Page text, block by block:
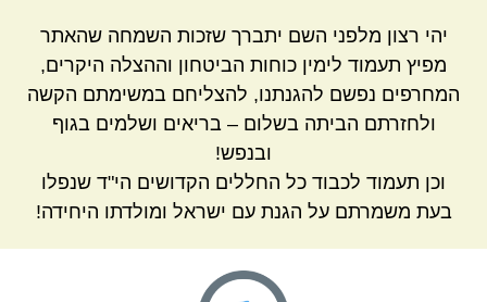
יהי רצון מלפני השם יתברך שזכות השמחה שהאתר
מפיץ תעמוד לימין כוחות הביטחון וההצלה היקרים,
המחרפים נפשם להגנתנו, להצליחם במשימתם הקשה
ולחזרתם הביתה בשלום – בריאים ושלמים בגוף
ובנפש!
וכן תעמוד לכבוד כל החללים הקדושים הי"ד שנפלו
בעת משמרתם על הגנת עם ישראל ומולדתו היחידה!